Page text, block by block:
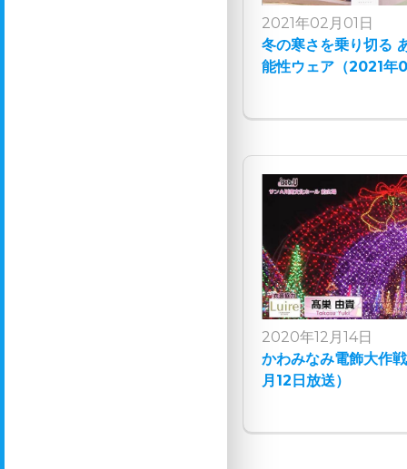
2021年02月01日
冬の寒さを乗り切る
能性ウェア（2021年
2020年12月14日
かわみなみ電飾大作
月12日放送）